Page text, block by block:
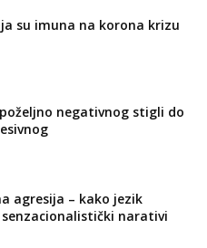
su imuna na korona krizu
negativnog stigli do
agresija – kako jezik
narativi